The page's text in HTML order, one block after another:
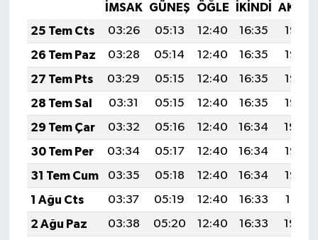
İMSAK GÜNEŞ ÖĞLE İKINDI
25 Tem Cts
03:26 05:13 12:40 16:35
19:58
26 Tem Paz
03:28 05:14 12:40 16:35
19:57
27 Tem Pts
03:29 05:15 12:40 16:35
19:56
28 Tem Sal
03:31 05:15 12:40 16:35
19:55
29 Tem Çar
03:32 05:16 12:40 16:34
19:54
30 Tem Per
03:34 05:17 12:40 16:34
19:53
31 Tem Cum
03:35 05:18 12:40 16:34
19:52
1 Ağu Cts
03:37 05:19 12:40 16:33
19:51
2 Ağu Paz
03:38 05:20 12:40 16:33
19:50